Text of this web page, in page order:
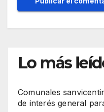
Lo más
Comunales
de interés general